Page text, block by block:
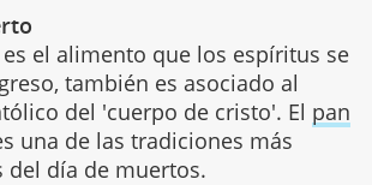
es el alimento que los espíritus se
también es asociado al
del 'cuerpo de cristo'. El pan
una de las tradiciones más
del día de muertos.